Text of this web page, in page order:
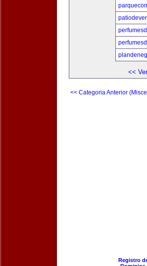
<<
<< Categoria Anterior
Registro